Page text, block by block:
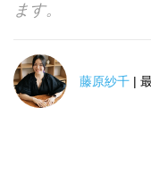
ます。
藤原紗千 |